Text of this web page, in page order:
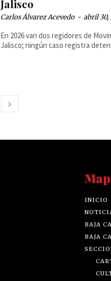
Jalisco
Carlos Álvarez Acevedo - abril 30,
En 2026 van dos regidores de
Jalisco; ningún caso registra
INICIO
BAJA
BAJA